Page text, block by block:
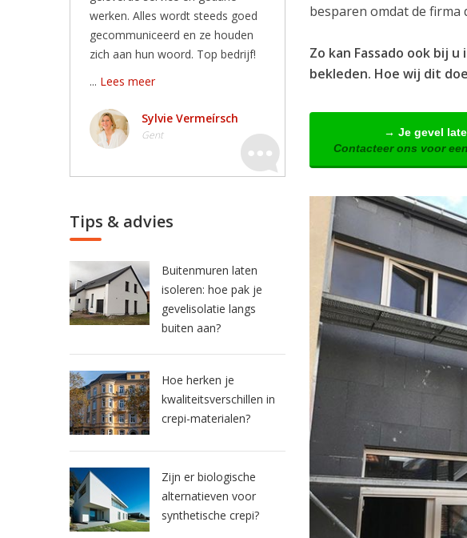
besparen omdat de firma
Zo kan Fassado ook bij
bekleden. Hoe wij dit
→ Je gevel
Contacteer ons voor
werken. Alles wordt steeds goed
gecommuniceerd en ze houden
zich aan hun woord. Top bedrijf!
... Lees meer
Sylvie Vermeírsch
Gent
Tips & advies
Buitenmuren laten
isoleren: hoe pak je
gevelisolatie langs
buiten aan?
Hoe herken je
kwaliteitsverschillen in
crepi-materialen?
Zijn er biologische
alternatieven voor
synthetische crepi?